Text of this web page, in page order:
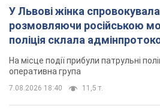
Водія звільнили після конфлікту з
та образ військових
7.08.2026 15:47 9,7 т.
"Не слідкує за
Києві консультант салону